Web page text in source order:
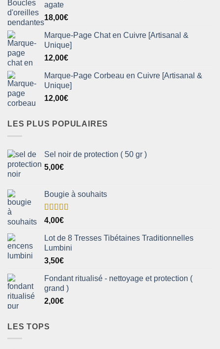
agate
18,00€
Marque-Page Chat en Cuivre [Artisanal &
Unique]
12,00€
Marque-Page Corbeau en Cuivre [Artisanal &
Unique]
12,00€
LES PLUS POPULAIRES
Sel noir de protection ( 50 gr )
5,00€
Bougie à souhaits
Note5.00
sur 5
4,00€
Lot de 8 Tresses Tibétaines Traditionnelles
Lumbini
3,50€
Fondant ritualisé - nettoyage et protection (
grand )
2,00€
LES TOPS